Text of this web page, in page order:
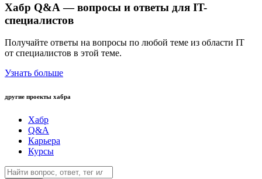
Хабр Q&A — вопросы и ответы для IT-
специалистов
Получайте ответы на вопросы по любой теме из области IT
от специалистов в этой теме.
Узнать больше
другие проекты хабра
Хабр
Q&A
Карьера
Курсы